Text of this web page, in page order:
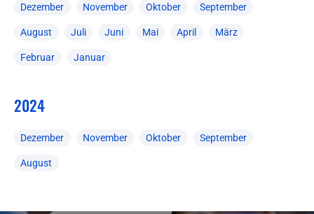
Dezember November Oktober September
August Juli Juni Mai April März
Februar Januar
2024
Dezember November Oktober September
August